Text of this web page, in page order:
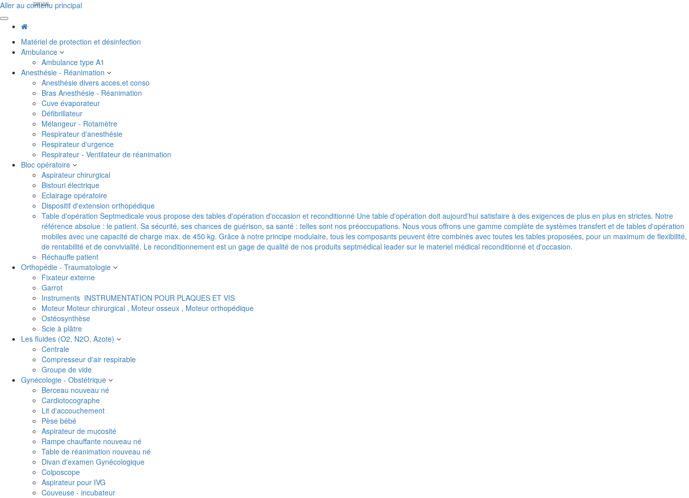
Aller au contenu principal
Matériel de protection et désinfection
Ambulance
Ambulance type A1
Anesthésie - Réanimation
Anesthésie divers acces.et conso
Bras Anesthésie - Réanimation
Cuve évaporateur
Défibrillateur
Mélangeur - Rotamètre
Respirateur d'anesthésie
Respirateur d'urgence
Respirateur - Ventilateur de réanimation
Bloc opératoire
Aspirateur chirurgical
Bistouri électrique
Eclairage opératoire
Dispositif d'extension orthopédique
Table d'opération Septmedicale vous propose des tables d'opération d'occasion et reconditionné Une table d'opération doit aujourd'hui satisfaire à des exigences de plus en plus en strictes. Notre
référence absolue : le patient. Sa sécurité, ses chances de guérison, sa santé : telles sont nos préoccupations. Nous vous offrons une gamme complète de systèmes transfert et de tables d'opération
mobiles avec une capacité de charge max. de 450 kg. Grâce à notre principe modulaire, tous les composants peuvent être combinés avec toutes les tables proposées, pour un maximum de flexibilité,
de rentabilité et de convivialité. Le reconditionnement est un gage de qualité de nos produits septmédical leader sur le materiel médical reconditionné et d'occasion.
Réchauffe patient
Orthopédie - Traumatologie
Fixateur externe
Garrot
Instruments INSTRUMENTATION POUR PLAQUES ET VIS
Moteur Moteur chirurgical , Moteur osseux , Moteur orthopédique
Ostéosynthèse
Scie à plâtre
Les fluides (O2, N2O, Azote)
Centrale
Compresseur d'air respirable
Groupe de vide
Gynécologie - Obstétrique
Berceau nouveau né
Cardiotocographe
Lit d'accouchement
Pèse bébé
Aspirateur de mucosité
Rampe chauffante nouveau né
Table de réanimation nouveau né
Divan d'examen Gynécologique
Colposcope
Aspirateur pour IVG
Couveuse - incubateur
DEVIS